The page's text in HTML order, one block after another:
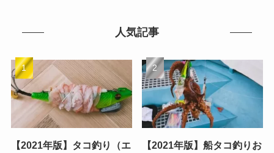
人気記事
【2021年版】タコ釣り（エ
【2021年版】船タコ釣りお